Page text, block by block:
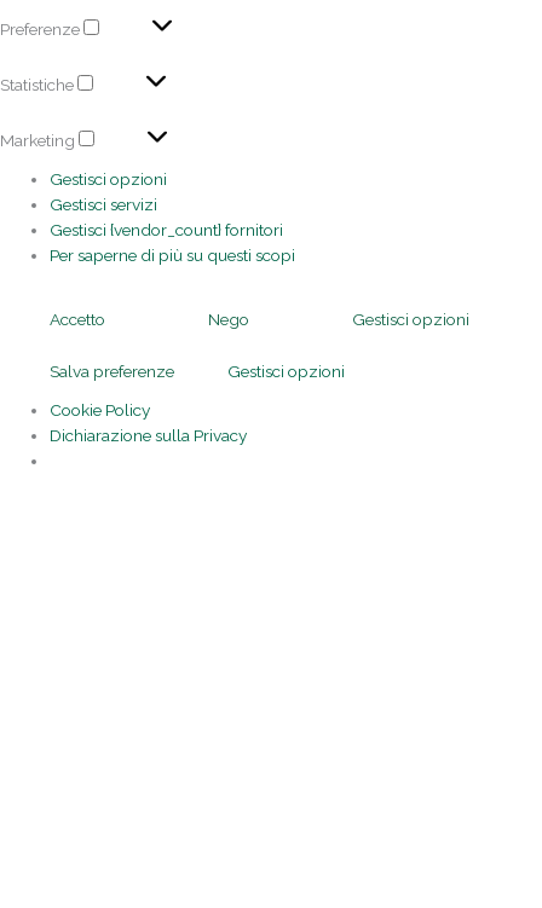
Preferenze
Statistiche
Marketing
Gestisci opzioni
Gestisci servizi
Gestisci {vendor_count} fornitori
Per saperne di più su questi scopi
Accetto Nego Gestisci opzioni
Salva preferenze
Gestisci opzioni
Cookie Policy
Dichiarazione sulla Privacy